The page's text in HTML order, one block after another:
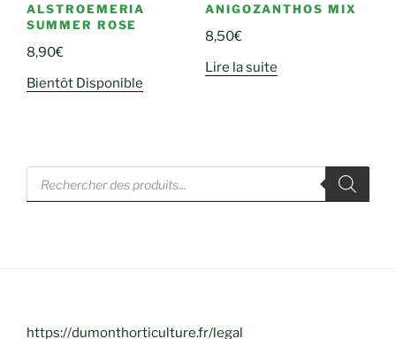
ALSTROEMERIA
SUMMER ROSE
8,90€
Bientôt Disponible
ANIGOZANTHOS MIX
8,50€
Lire la suite
Recherche
produits
https://dumonthorticulture.fr/legal